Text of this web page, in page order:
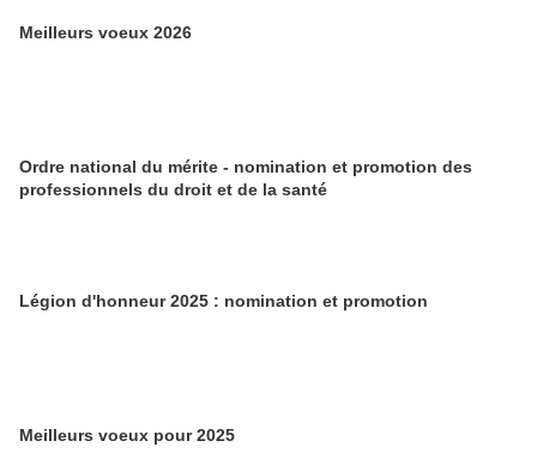
Meilleurs voeux 2026
Ordre national du mérite - nomination et promotion des
professionnels du droit et de la santé
Légion d'honneur 2025 : nomination et promotion
Meilleurs voeux pour 2025